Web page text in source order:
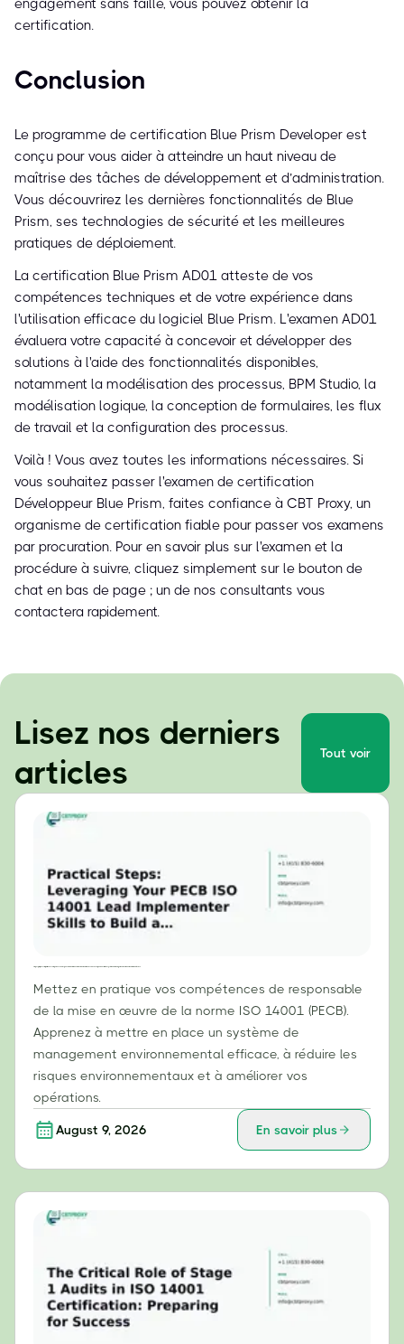
engagement sans faille, vous pouvez obtenir la
certification.
Conclusion
Le programme de certification Blue Prism Developer est
conçu pour vous aider à atteindre un haut niveau de
maîtrise des tâches de développement et d’administration.
Vous découvrirez les dernières fonctionnalités de Blue
Prism, ses technologies de sécurité et les meilleures
pratiques de déploiement.
La certification Blue Prism AD01 atteste de vos
compétences techniques et de votre expérience dans
l'utilisation efficace du logiciel Blue Prism. L'examen AD01
évaluera votre capacité à concevoir et développer des
solutions à l'aide des fonctionnalités disponibles,
notamment la modélisation des processus, BPM Studio, la
modélisation logique, la conception de formulaires, les flux
de travail et la configuration des processus.
Voilà ! Vous avez toutes les informations nécessaires. Si
vous souhaitez passer l'examen de certification
Développeur Blue Prism, faites confiance à CBT Proxy, un
organisme de certification fiable pour passer vos examens
par procuration. Pour en savoir plus sur l'examen et la
procédure à suivre, cliquez simplement sur le bouton de
chat en bas de page ; un de nos consultants vous
contactera rapidement.
Lisez nos derniers
articles
Tout voir
Mettez en pratique vos compétences de responsable
de la mise en œuvre de la norme ISO 14001 (PECB).
Apprenez à mettre en place un système de
management environnemental efficace, à réduire les
risques environnementaux et à améliorer vos
opérations.
August 9, 2026 En savoir plus